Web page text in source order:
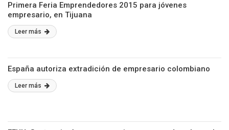
Primera Feria Emprendedores 2015 para jóvenes
empresario, en Tijuana
Leer más
España autoriza extradición de empresario colombiano
Leer más